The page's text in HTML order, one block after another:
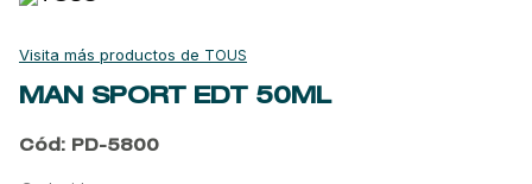
TOUS
MAN SPORT EDT 50ML
Cód: PD-5800
kool beauty serum
9.
baylis